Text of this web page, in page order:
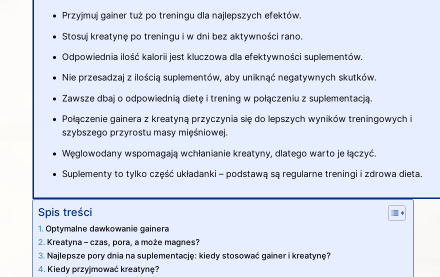
Przyjmuj gainer tuż po treningu dla najlepszych efektów.
Stosuj kreatynę po treningu i w dni bez aktywności rano.
Odpowiednia ilość kalorii jest kluczowa dla efektywności suplementów.
Nie przesadzaj z ilością suplementów, aby uniknąć negatywnych skutków.
Zawsze dbaj o odpowiednią dietę i trening w połączeniu z suplementacją.
Połączenie gainera z kreatyną przyczynia się do lepszych wyników treningowych i
szybszego przyrostu masy mięśniowej.
Węglowodany wspomagają wchłanianie kreatyny, dlatego warto je łączyć.
Suplementy to tylko część układanki – podstawą są regularne treningi i zdrowa dieta.
Spis treści
Optymalne dawkowanie gainera
Kreatyna – czas, pora, a może magnes?
Najlepsze pory dnia na suplementację: kiedy stosować gainer i kreatynę?
Kiedy przyjmować kreatynę?